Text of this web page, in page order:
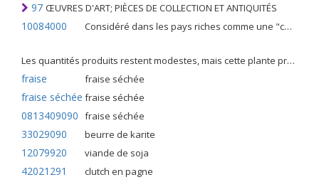
97 ŒUVRES D'ART; PIÈCES DE COLLECTION ET ANTIQUITÉS
10084000 Considéré dans les pays riches comme une "céréale mineure", le fonio blanc est une graminée de la famille des poaceae cultivée pour ses graines dans certaines régions d'Afrique.
Les quantités produits restent modestes, mais cette plante présente malgré tout de nombreuses qualités. Elle est utilisé dans l'alimentation humaine et entre dans la préparation de nombreuses recettes traditionnelles africaines comme le couscous, la bouillie, les boulettes, les beignets et même le pain.
fraise fraise séchée
fraise séchée fraise séchée
0813409090 fraise séchée
33029090 beurre de karite
12079920 viande de soja
42021291 clutch en pagne